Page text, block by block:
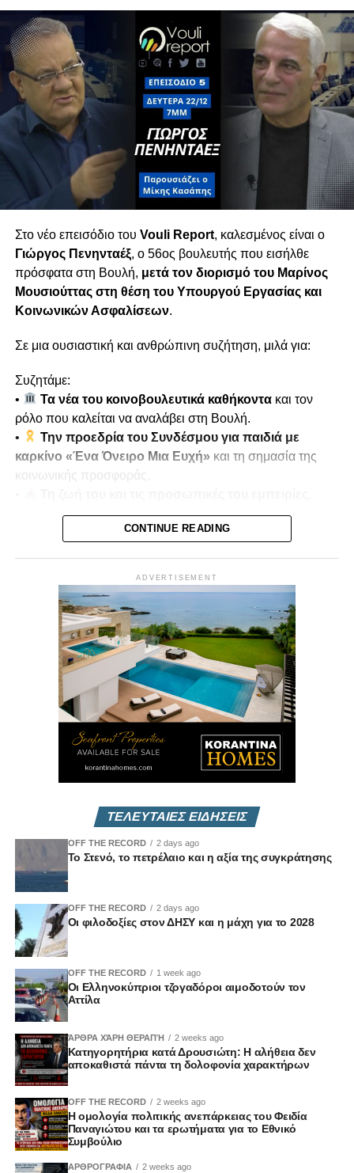
Χρύσανθος Σαββίδης
RELATED TOPICS:
Ad Hoc Κοινοβουλευτική Επιτροπή για τη Μελέτη
του Δημογραφικού Προβλήματος | Vouli report
Ο Πέδρο Σάντσεζ συναντά το Νίκο Χριστοδουλίδη
σήμερα
καθημερινότητας: ακρίβεια, υπερκέρδη
τραπεζών και πίεση στα νοικοκυριά. Παράλληλα,
σχολιάζεται το ρευστό πολιτικό σκηνικό λίγο
πριν τις εκλογές, με την είσοδο νέων κομμάτων
που — όπως όλα δείχνουν — θα διαμορφώσουν
τον νέο κοινοβουλευτικό χάρτη.
Τετάρτη 18/02 στις 6μμ
Στο νέο επεισόδιο του Vouli Report, καλεσμένος είναι ο
Γιώργος Πενηνταέξ, ο 56ος βουλευτής που εισήλθε
πρόσφατα στη Βουλή, μετά τον διορισμό του Μαρίνος
Μουσιούτταςστη θέση του Υπουργού Εργασίας και
Κοινωνικών Ασφαλίσεων.
Σε μια ουσιαστική και ανθρώπινη συζήτηση, μιλά για:
Συζητάμε:
•
Τα νέα του κοινοβουλευτικά καθήκοντακαι τον
ρόλο που καλείται να αναλάβει στη Βουλή.
•
Την προεδρία του Συνδέσμου για παιδιά με
καρκίνο «Ένα Όνειρο Μια Ευχή» και τη σημασία της
κοινωνικής προσφοράς.
μιλώντας ανοιχτά για τον τραυματισμό του κατά την
τουρκική εισβολή του 1974.
Παρουσιάζει οΜίκης Κασάπης
Δευτέρα 22/12 στις 7μμ
Vouli Report— αποκλειστικά στοVouli.TV
CONTINUE READING
ADVERTISEMENT
ΤΕΛΕΥΤΑΙΕΣ ΕΙΔΗΣΕΙΣ
OFF THE RECORD 2 days ago
Το Στενό, το πετρέλαιο και η αξία της συγκράτησης
OFF THE RECORD 2 days ago
Οι φιλοδοξίες στον ΔΗΣΥ και η μάχη για το 2028
OFF THE RECORD 1 week ago
Οι Ελληνοκύπριοι τζογαδόροι αιμοδοτούν τον
Αττίλα
ΆΡΘΡΑ ΧΆΡΗ ΘΕΡΑΠΉ 2 weeks ago
Κατηγορητήρια κατά Δρουσιώτη: Η αλήθεια δεν
αποκαθιστά πάντα τη δολοφονία χαρακτήρων
OFF THE RECORD 2 weeks ago
Η ομολογία πολιτικής ανεπάρκειας του Φειδία
Παναγιώτου και τα ερωτήματα για το Εθνικό
Συμβούλιο
ΑΡΘΡΟΓΡΑΦΙΑ 2 weeks ago